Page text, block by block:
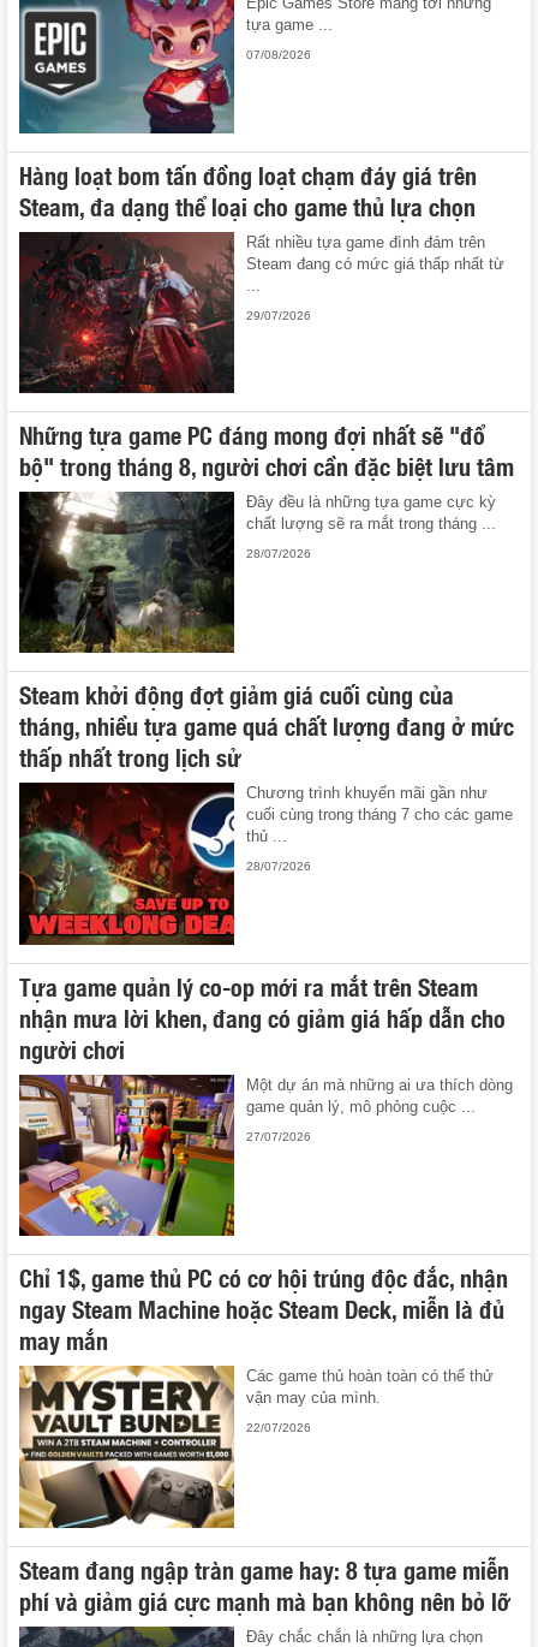
tựa game ...
07/08/2026
Hàng loạt bom tấn đồng loạt chạm đáy giá trên
Steam, đa dạng thể loại cho game thủ lựa chọn
Rất nhiều tựa game đình đám trên
Steam đang có mức giá thấp nhất từ
29/07/2026
Những tựa game PC đáng mong đợi nhất sẽ "đổ
bộ" trong tháng 8, người chơi cần đặc biệt lưu tâm
Đây đều là những tựa game cực kỳ
chất lượng sẽ ra mắt trong tháng ...
28/07/2026
Steam khởi động đợt giảm giá cuối cùng của
tháng, nhiều tựa game quá chất lượng đang ở mức
thấp nhất trong lịch sử
Chương trình khuyến mãi gần như
cuối cùng trong tháng 7 cho các game
thủ ...
28/07/2026
Tựa game quản lý co-op mới ra mắt trên Steam
nhận mưa lời khen, đang có giảm giá hấp dẫn cho
người chơi
Một dự án mà những ai ưa thích dòng
game quản lý, mô phỏng cuộc ...
27/07/2026
Chỉ 1$, game thủ PC có cơ hội trúng độc đắc, nhận
ngay Steam Machine hoặc Steam Deck, miễn là đủ
may mắn
Các game thủ hoàn toàn có thể thử
vận may của mình.
22/07/2026
Steam đang ngập tràn game hay: 8 tựa game miễn
phí và giảm giá cực mạnh mà bạn không nên bỏ lỡ
Đây chắc chắn là những lựa chọn